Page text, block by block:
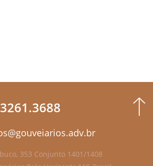
353 Conjunto 1401/1408